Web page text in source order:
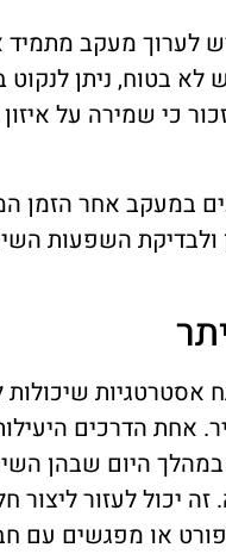
לערוך מעקב מתמיד
לא בטוח, ניתן
כי שמירה על איזון
במעקב אחר הזמן
ולבדיקת השפעות
אסטרטגיות
הדרכים
היום שבהן
יכול לעזור ליצור
או מפגשים עם